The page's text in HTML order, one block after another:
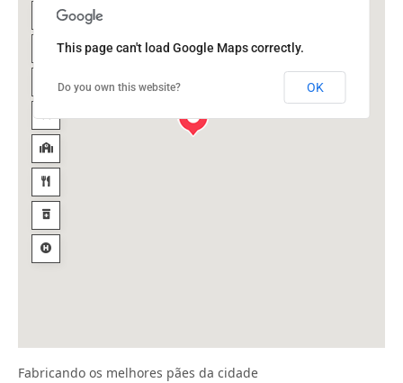
This page can't load Google Maps correctly.
Do you own this website? OK
Fabricando os melhores pães da cidade